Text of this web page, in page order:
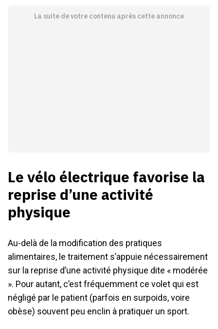
La suite de votre contenu après cette annonce
Le vélo électrique favorise la
reprise d’une activité
physique
Au-delà de la modification des pratiques
alimentaires, le traitement s’appuie nécessairement
sur la reprise d’une activité physique dite « modérée
». Pour autant, c’est fréquemment ce volet qui est
négligé par le patient (parfois en surpoids, voire
obèse) souvent peu enclin à pratiquer un sport.